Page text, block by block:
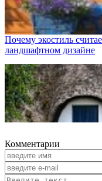
Почему экостиль
ландшафтном дизайне
Комментарии